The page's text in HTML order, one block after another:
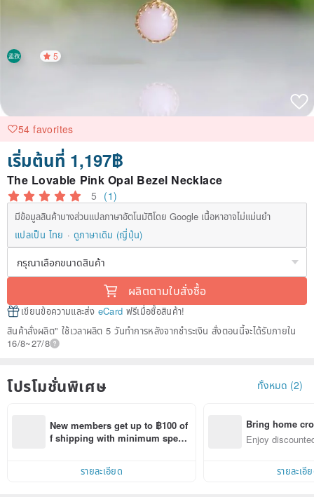
5
54 favorites
เริ่มต้นที่ 1,197฿
The Lovable Pink Opal Bezel Necklace
5 (1)
มีข้อมูลสินค้าบางส่วนแปลภาษาอัตโนมัติโดย Google เนื้อหาอาจไม่แม่นยำ
แปลเป็น ไทย
ดูภาษาเดิม (ญี่ปุ่น)
ผลิตตามใบสั่งซื้อ
เขียนข้อความและส่ง eCard ฟรีเมื่อซื้อสินค้า!
สินค้าสั่งผลิต" ใช้เวลาผลิต 5 วันทำการหลังจากชำระเงิน สั่งตอนนี้จะได้รับภายใน
16/8~27/8
โปรโมชั่นพิเศษ ทั้งหมด (2)
New members get up to ฿100 of
f shipping with minimum spen
รายละเอียด
Bring home
n with ease
Enjoy
รายละเอี